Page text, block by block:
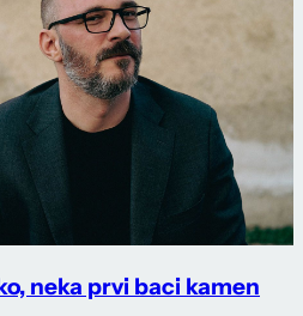
neka prvi baci kamen